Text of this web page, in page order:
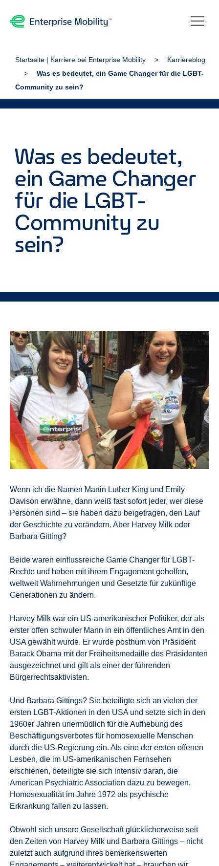
Startseite | Karriere bei Enterprise Mobility
Karriereblog
Was es bedeutet, ein Game Changer für die LGBT-
Community zu sein?
Was es bedeutet,
ein Game Changer
für die LGBT-
Community zu
sein?
Wenn ich die Namen Martin Luther King und Emily
Davison erwähne, dann weiß fast sofort jeder, wer diese
Personen sind – sie haben dazu beigetragen, den Lauf
der Geschichte zu verändern. Aber Harvey Milk oder
Barbara Gitting?
Beide waren einflussreiche Game Changer für LGBT-
Rechte und haben mit ihrem Engagement geholfen,
weltweit Wahrnehmungen und Gesetzte für zukünftige
Generationen zu ändern.
Harvey Milk war ein US-amerikanischer Politiker, der als
erster offen schwuler Mann in ein öffentliches Amt in den
USA gewählt wurde. Er wurde posthum von Präsident
Barack Obama mit der Freiheitsmedaille des Präsidenten
ausgezeichnet und gilt als einer der führenden
Bürgerrechtsaktivisten.
Und Barbara Gittings? Sie beteiligte sich an vielen der
ersten LGBT-Aktionen in den USA und setzte sich in den
1960er Jahren unermüdlich für die Aufhebung des
Beschäftigungsverbotes für homosexuelle Menschen
durch die US-Regierung ein. Als eine der ersten offenen
Lesben, die im US-amerikanischen Fernsehen
erschienen, beteiligte sie sich intensiv daran, die
American Psychiatric Association dazu zu bewegen,
Homosexualität im Jahre 1972 als psychische
Erkrankung fallen zu lassen.
Obwohl sich unsere Gesellschaft glücklicherweise seit
den Zeiten von Harvey Milk und Barbara Gittings – nicht
zuletzt auch aufgrund ihres bemerkenswerten